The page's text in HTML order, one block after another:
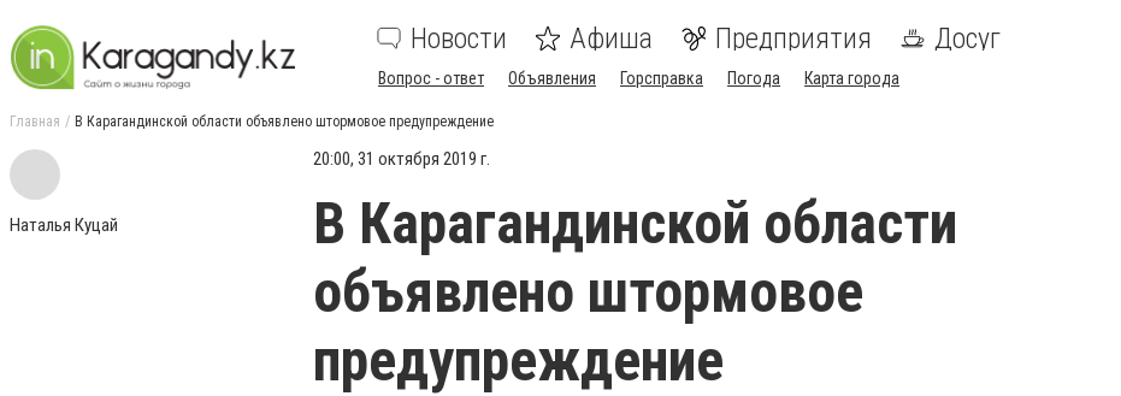
Новости Афиша Предприятия Досуг
Вопрос - ответ Объявления Горсправка Погода Карта города
Главная В Карагандинской области объявлено штормовое предупреждение
Наталья Куцай
20:00, 31 октября 2019 г.
В Карагандинской области
объявлено штормовое
предупреждение